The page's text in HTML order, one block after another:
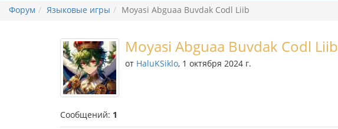
Форум Языковые игры Moyasi Abguaa Buvdak Codl Liib
Moyasi Abguaa Buvdak Codl Liib
от HaluKSiklo, 1 октября 2024 г.
Сообщений: 1